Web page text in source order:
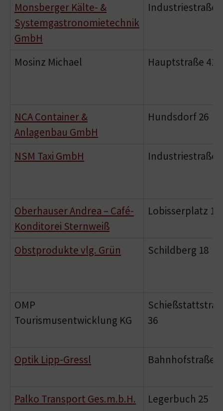
Monsberger Kälte- &
Systemgastronomietechnik
GmbH
Industriestraße
Mosinz Michael Hauptstraße 41
NCA Container &
Anlagenbau GmbH
Hundsdorf 26
NSM Taxi GmbH Industriestraße
Oberhauser Andrea – Café-
Konditorei Sternweiß
Lobisserplatz 1
Obstprodukte vlg. Grün Schildberg 18
OMP
Tourismusentwicklung KG
36
Optik Lipp-Gressl Bahnhofstraße 1
Palko Transport Ges.m.b.H. Legerbuch 25